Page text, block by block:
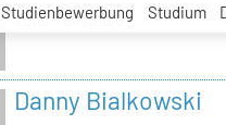
Studienbewerbung Studium
Tutor Tonstudio
Danny Bialkowski